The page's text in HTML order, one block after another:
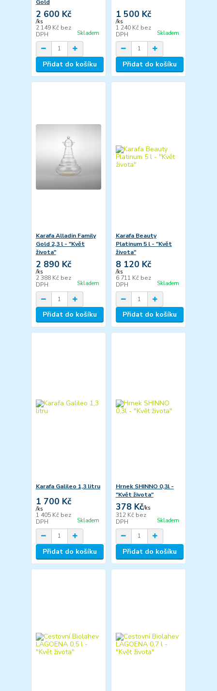
Gold
2 600 Kč
/ks
2 149 Kč bez
DPH
Skladem
Přidat do košíku
1 500 Kč
/ks
1 240 Kč bez
DPH
Skladem
Přidat do košíku
Karafa Alladin Family
Gold 2,3 l - "Květ
života"
2 890 Kč
/ks
2 388 Kč bez
DPH
Skladem
Přidat do košíku
Karafa Beauty
Platinum 5 l - "Květ
života"
8 120 Kč
/ks
6 711 Kč bez
DPH
Skladem
Přidat do košíku
Karafa Galileo 1,3 litru
1 700 Kč
/ks
1 405 Kč bez
DPH
Skladem
Přidat do košíku
Hrnek SHINNO 0,3l -
"Květ života"
378 Kč/ks
312 Kč bez
DPH
Skladem
Přidat do košíku